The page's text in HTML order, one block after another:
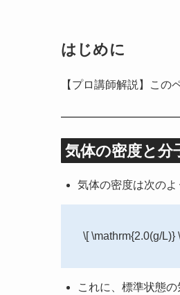
はじめに
【プロ講師解説】この
気体の密度と分
気体の密度は次のよ
\[ \mathrm{2.0(g/L)}
これに、標準状態